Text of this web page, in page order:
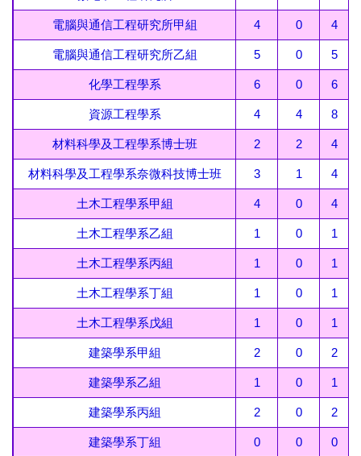
電腦與通信工程研究所甲組 4 0 4
電腦與通信工程研究所乙組 5 0 5
化學工程學系 6 0 6
資源工程學系 4 4 8
材料科學及工程學系博士班 2 2 4
材料科學及工程學系奈微科技博士班 3 1 4
土木工程學系甲組 4 0 4
土木工程學系乙組 1 0 1
土木工程學系丙組 1 0 1
土木工程學系丁組 1 0 1
土木工程學系戊組 1 0 1
建築學系甲組 2 0 2
建築學系乙組 1 0 1
建築學系丙組 2 0 2
建築學系丁組 0 0 0